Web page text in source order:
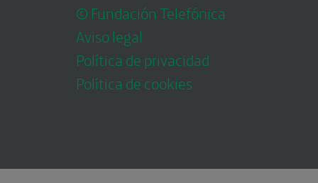
© Fundación Telefónica
Aviso legal
Política de privacidad
Política de cookies